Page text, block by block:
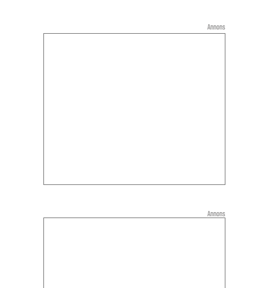
Annons
Annons